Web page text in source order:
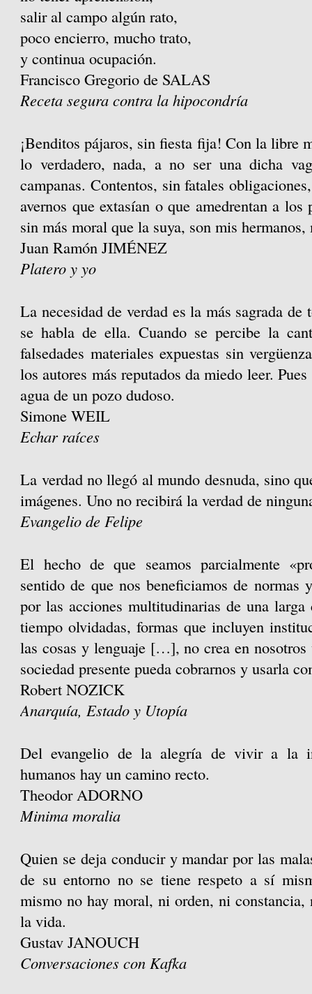
salir al campo algún rato,
poco encierro, mucho trato,
y continua ocupación.
Francisco Gregorio de SALAS
Receta segura contra la hipocondría
¡Benditos pájaros, sin fiesta fija! Con la libre
lo verdadero, nada, a no ser una dicha
campanas. Contentos, sin fatales
avernos que extasían o que amedrentan a los
sin más moral que la suya, son mis
Juan Ramón JIMÉNEZ
Platero y yo
La necesidad de verdad es la más sagrada de
se habla de ella. Cuando se percibe la
falsedades materiales expuestas sin
los autores más reputados da miedo leer.
agua de un pozo dudoso.
Simone WEIL
Echar raíces
La verdad no llegó al mundo desnuda, sino
imágenes. Uno no recibirá la verdad de
Evangelio de Felipe
El hecho de que seamos parcialmente
sentido de que nos beneficiamos de normas
por las acciones multitudinarias de una larga
tiempo olvidadas, formas que incluyen
las cosas y lenguaje […], no crea en nosotros
sociedad presente pueda cobrarnos y usarla
Robert NOZICK
Anarquía, Estado y Utopía
Del evangelio de la alegría de vivir a la
humanos hay un camino recto.
Theodor ADORNO
Minima moralia
Quien se deja conducir y mandar por las
de su entorno no se tiene respeto a sí
mismo no hay moral, ni orden, ni constancia,
la vida.
Gustav JANOUCH
Conversaciones con Kafka